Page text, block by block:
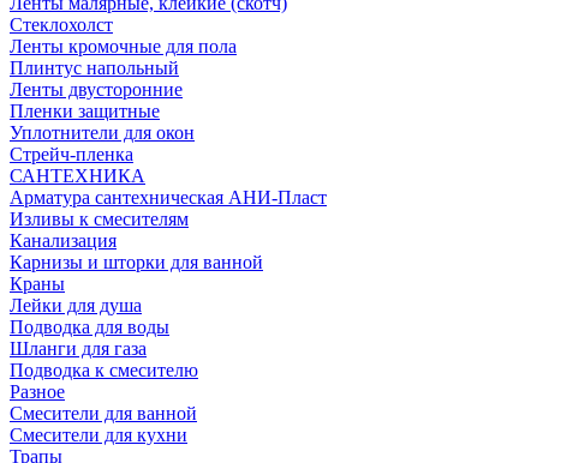
Стеклохолст
Ленты кромочные для пола
Плинтус напольный
Ленты двусторонние
Пленки защитные
Уплотнители для окон
Стрейч-пленка
САНТЕХНИКА
Арматура сантехническая АНИ-Пласт
Изливы к смесителям
Канализация
Карнизы и шторки для ванной
Краны
Лейки для душа
Подводка для воды
Шланги для газа
Подводка к смесителю
Разное
Смесители для ванной
Смесители для кухни
Трапы